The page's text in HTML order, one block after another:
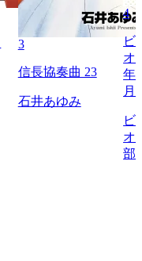
3
信長協奏曲 23
石井あゆみ
4
ビ
オ
年
月
ビ
オ
部